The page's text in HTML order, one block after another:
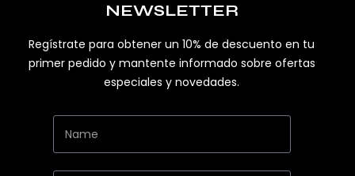
NEWSLETTER
Regístrate para obtener un 10% de descuento en tu
primer pedido y mantente informado sobre ofertas
especiales y novedades.